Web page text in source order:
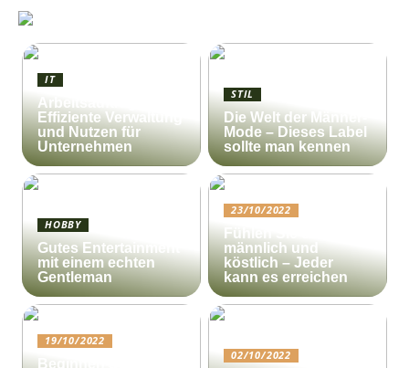
IT
Arbeitsauftrag:
Effiziente Verwaltung
und Nutzen für
Unternehmen
STIL
Die Welt der Männer-
Mode – Dieses Label
sollte man kennen
HOBBY
Gutes Entertainment
mit einem echten
Gentleman
23/10/2022
Fühlen Sie sich
männlich und
köstlich – Jeder
kann es erreichen
19/10/2022
Beginnen Sie noch
02/10/2022